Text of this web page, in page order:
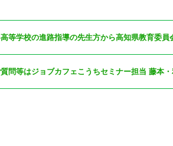
等学校の進路指導の先生方から高知県教育委員
問等はジョブカフェこうちセミナー担当 藤本・